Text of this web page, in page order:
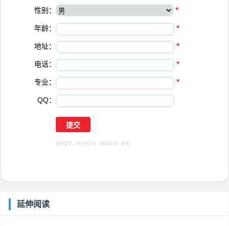
性别： *
年龄： *
地址： *
电话： *
专业： *
QQ：
选择提交，视为您同意 《隐私保障》 条例
延伸阅读